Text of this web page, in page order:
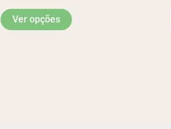
Ver opções
na